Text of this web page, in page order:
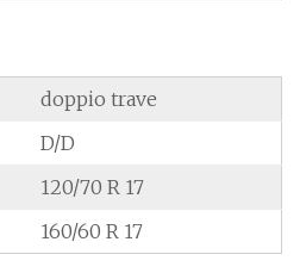
doppio trave
D/D
120/70 R 17
160/60 R 17